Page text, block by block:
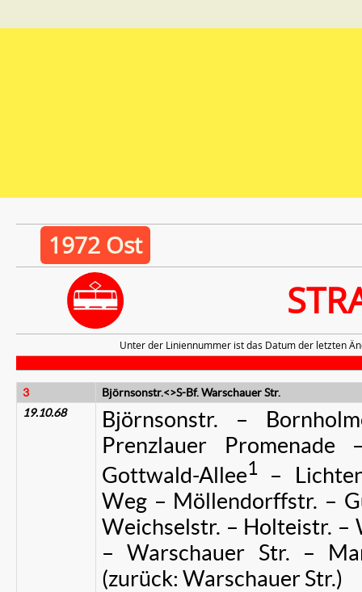
1972 Ost
Unter der Liniennummer ist das Datum der letzten
3
Björnsonstr.<>S-Bf. Warschauer Str.
19.10.68
Björnsonstr. –
Prenzlauer Promenade
Gottwald-Allee1 –
Weg – Möllendorffstr. –
Weichselstr. – Holteistr. –
– Warschauer Str. –
(zurück: Warschauer Str.)